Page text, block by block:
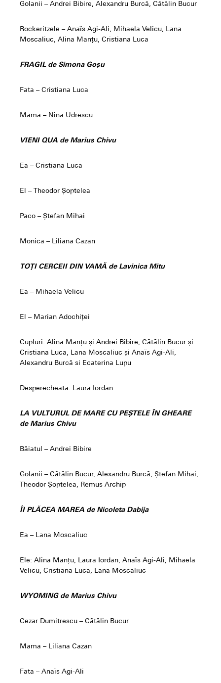
Golanii – Andrei Bibire, Alexandru Burcă, Cătălin Bucur
Rockeritzele – Anaïs Agi-Ali, Mihaela Velicu, Lana
Moscaliuc, Alina Manțu, Cristiana Luca
FRAGIL de Simona Goșu
Fata – Cristiana Luca
Mama – Nina Udrescu
VIENI QUA de Marius Chivu
Ea – Cristiana Luca
El – Theodor Șoptelea
Paco – Ștefan Mihai
Monica – Liliana Cazan
TOȚI CERCEII DIN VAMĂ de Lavinica Mitu
Ea – Mihaela Velicu
El – Marian Adochiței
Cupluri: Alina Manțu și Andrei Bibire, Cătălin Bucur și
Cristiana Luca, Lana Moscaliuc și Anaïs Agi-Ali,
Alexandru Burcă si Ecaterina Lupu
Desperecheata: Laura Iordan
LA VULTURUL DE MARE CU PEȘTELE ÎN GHEARE
de Marius Chivu
Băiatul – Andrei Bibire
Golanii – Cătălin Bucur, Alexandru Burcă, Ștefan Mihai,
Theodor Șoptelea, Remus Archip
ÎI PLĂCEA MAREA de Nicoleta Dabija
Ea – Lana Moscaliuc
Ele: Alina Manțu, Laura Iordan, Anaïs Agi-Ali, Mihaela
Velicu, Cristiana Luca, Lana Moscaliuc
WYOMING de Marius Chivu
Cezar Dumitrescu – Cătălin Bucur
Mama – Liliana Cazan
Fata – Anaïs Agi-Ali